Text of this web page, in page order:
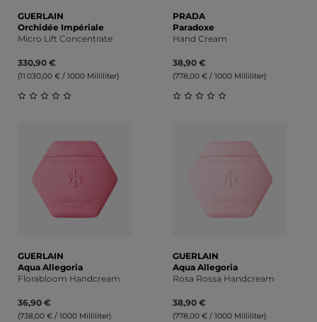
GUERLAIN
Orchidée Impériale
Micro Lift Concentrate
330,90 €
(11.030,00 € / 1000 Milliliter)
PRADA
Paradoxe
Hand Cream
38,90 €
(778,00 € / 1000 Milliliter)
GUERLAIN
Aqua Allegoria
Florabloom Handcream
36,90 €
(738,00 € / 1000 Milliliter)
GUERLAIN
Aqua Allegoria
Rosa Rossa Handcream
38,90 €
(778,00 € / 1000 Milliliter)